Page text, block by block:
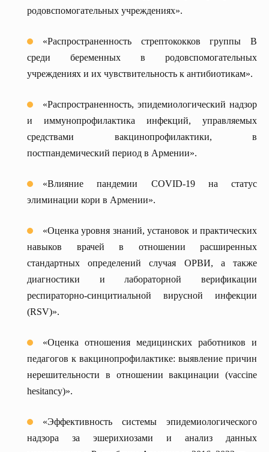
родовспомогательных учреждениях».
«Распространенность стрептококков группы B
среди беременных в родовспомогательных
учреждениях и их чувствительность к антибиотикам».
«Распространенность, эпидемиологический надзор
и иммунопрофилактика инфекций, управляемых
средствами вакцинопрофилактики, в
постпандемический период в Армении».
«Влияние пандемии COVID-19 на статус
элиминации кори в Армении».
«Оценка уровня знаний, установок и практических
навыков врачей в отношении расширенных
стандартных определений случая ОРВИ, а также
диагностики и лабораторной верификации
респираторно-синцитиальной вирусной инфекции
(RSV)».
«Оценка отношения медицинских работников и
педагогов к вакцинопрофилактике: выявление причин
нерешительности в отношении вакцинации (vaccine
hesitancy)».
«Эффективность системы эпидемиологического
надзора за эшерихиозами и анализ данных